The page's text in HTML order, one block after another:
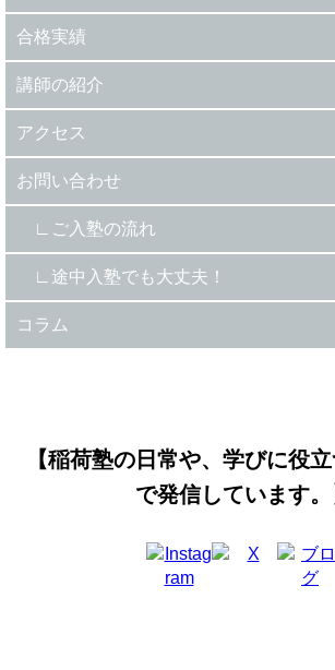
合格実績
講師の紹介
アクセス
お問い合わせ
ご入塾の流れ
途中入塾でも大丈夫！
コラム
【稲荷塾の日常や、学びに役
で発信しています。